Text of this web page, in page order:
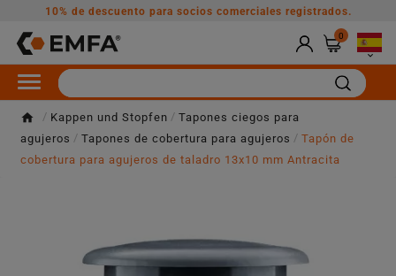
10% de descuento para socios comerciales registrados.
0

Kappen und Stopfen
Tapones ciegos para
agujeros
Tapones de cobertura para agujeros
Tapón de
cobertura para agujeros de taladro 13x10 mm Antracita